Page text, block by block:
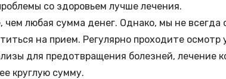
со здоровьем лучше лечения.
любая сумма денег. Однако, мы не всегда
на прием. Регулярно проходите осмотр
для предотвращения болезней, лечение
круглую сумму.